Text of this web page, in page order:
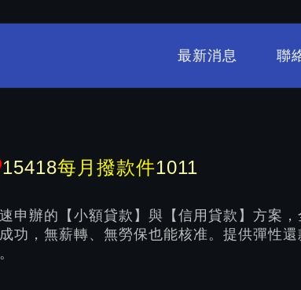
最新消息 聯
15418每月撥款件1011
申辦的【小額貸款】與【信用貸款】方案
功，無薪轉、無勞保也能核准。提供彈性